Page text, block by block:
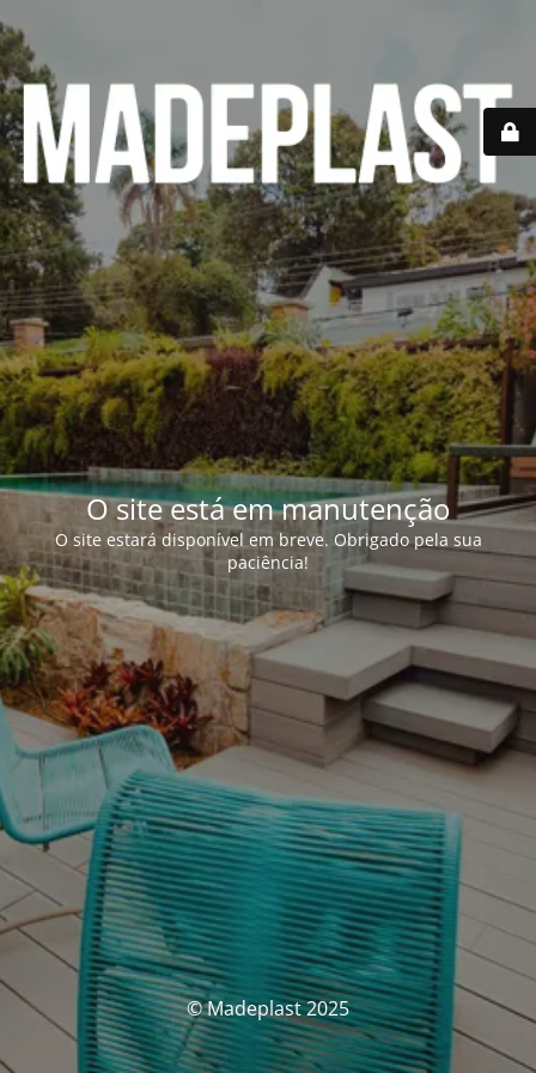
O site está em manutenção
O site estará disponível em breve. Obrigado pela sua
paciência!
© Madeplast 2025